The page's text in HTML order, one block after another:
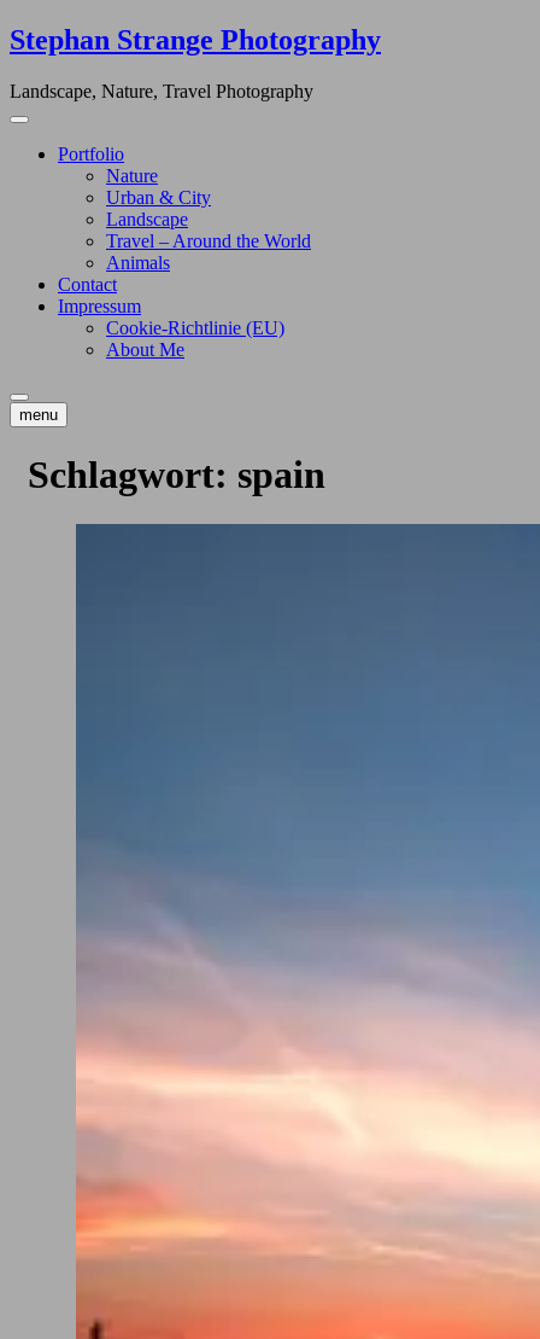
Skip
to
Stephan Strange Photography
Landscape, Nature, Travel Photography
Portfolio
Nature
Urban & City
Landscape
Travel – Around the World
Animals
Contact
Impressum
Cookie-Richtlinie (EU)
About Me
menu
Schlagwort: spain